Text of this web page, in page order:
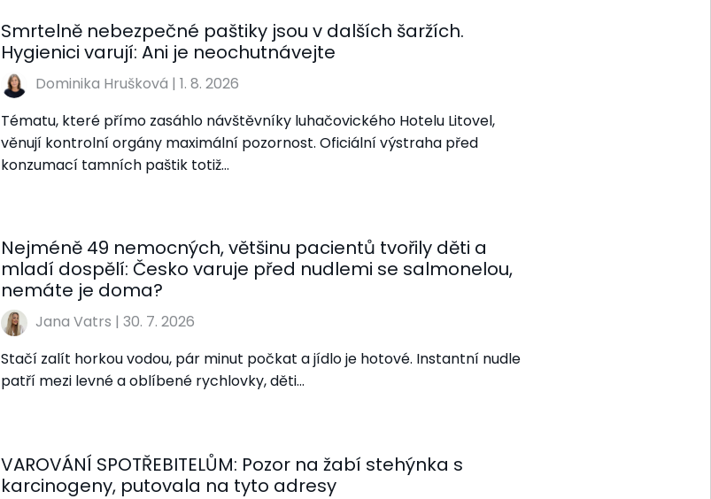
Smrtelně nebezpečné paštiky jsou v dalších šaržích.
Hygienici varují: Ani je neochutnávejte
Dominika Hrušková | 1. 8. 2026
Tématu, které přímo zasáhlo návštěvníky luhačovického Hotelu Litovel,
věnují kontrolní orgány maximální pozornost. Oficiální výstraha před
konzumací tamních paštik totiž…
Nejméně 49 nemocných, většinu pacientů tvořily děti a
mladí dospělí: Česko varuje před nudlemi se salmonelou,
nemáte je doma?
Jana Vatrs | 30. 7. 2026
Stačí zalít horkou vodou, pár minut počkat a jídlo je hotové. Instantní nudle
patří mezi levné a oblíbené rychlovky, děti…
VAROVÁNÍ SPOTŘEBITELŮM: Pozor na žabí stehýnka s
karcinogeny, putovala na tyto adresy